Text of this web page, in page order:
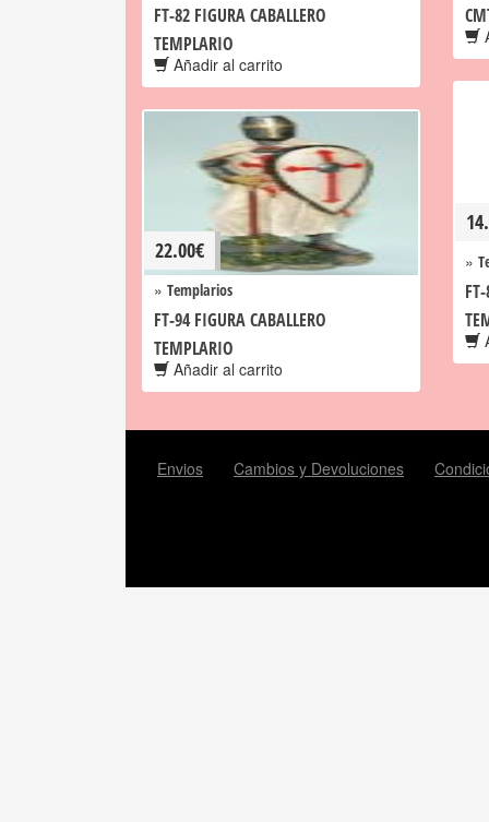
FT-82 FIGURA CABALLERO
TEMPLARIO
Añadir al carrito
»
22.00€
» Templarios
FT-94 FIGURA CABALLERO
TEMPLARIO
Añadir al carrito
Envios Cambios y Devoluciones